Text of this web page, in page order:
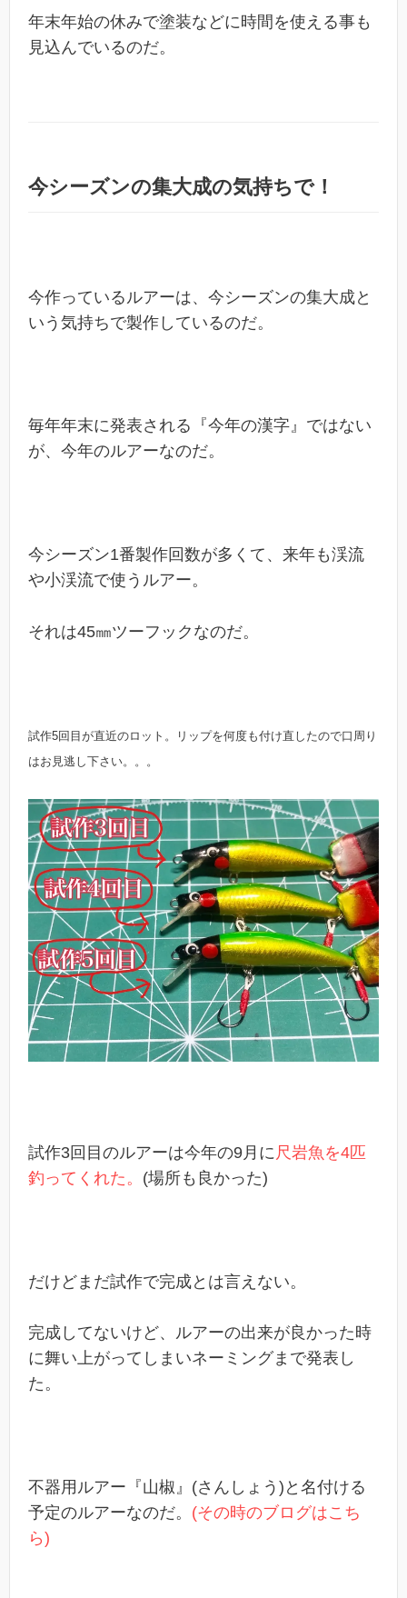
年末年始の休みで塗装などに時間を使える事も
見込んでいるのだ。
今シーズンの集大成の気持ちで！
今作っているルアーは、今シーズンの集大成と
いう気持ちで製作しているのだ。
毎年年末に発表される『今年の漢字』ではない
が、今年のルアーなのだ。
今シーズン1番製作回数が多くて、来年も渓流
や小渓流で使うルアー。
それは45㎜ツーフックなのだ。
試作5回目が直近のロット。
リップを何度も付け直したので口周り
はお見逃し下さい。。。
試作3回目のルアーは今年の9月に尺岩魚を4匹
釣ってくれた。 (場所も良かった)
だけどまだ試作で完成とは言えない。
完成してないけど、ルアーの出来が良かった時
に舞い上がってしまいネーミングまで発表し
た。
不器用ルアー『山椒』(さんしょう)と名付ける
予定のルアーなのだ。 (その時のブログはこち
ら)